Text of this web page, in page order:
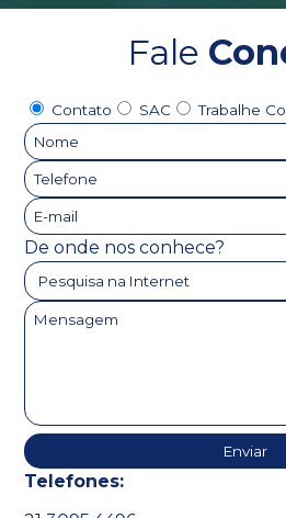
Fale
Contato SAC Trabalhe
De onde nos conhece?
Telefones: